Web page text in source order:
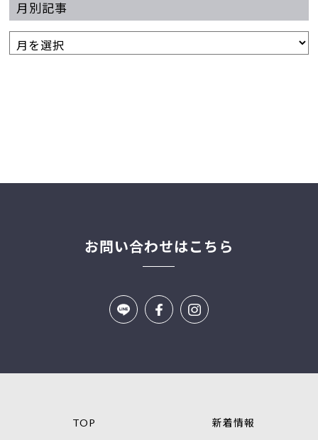
月別記事
お問い合わせはこちら
TOP 新着情報